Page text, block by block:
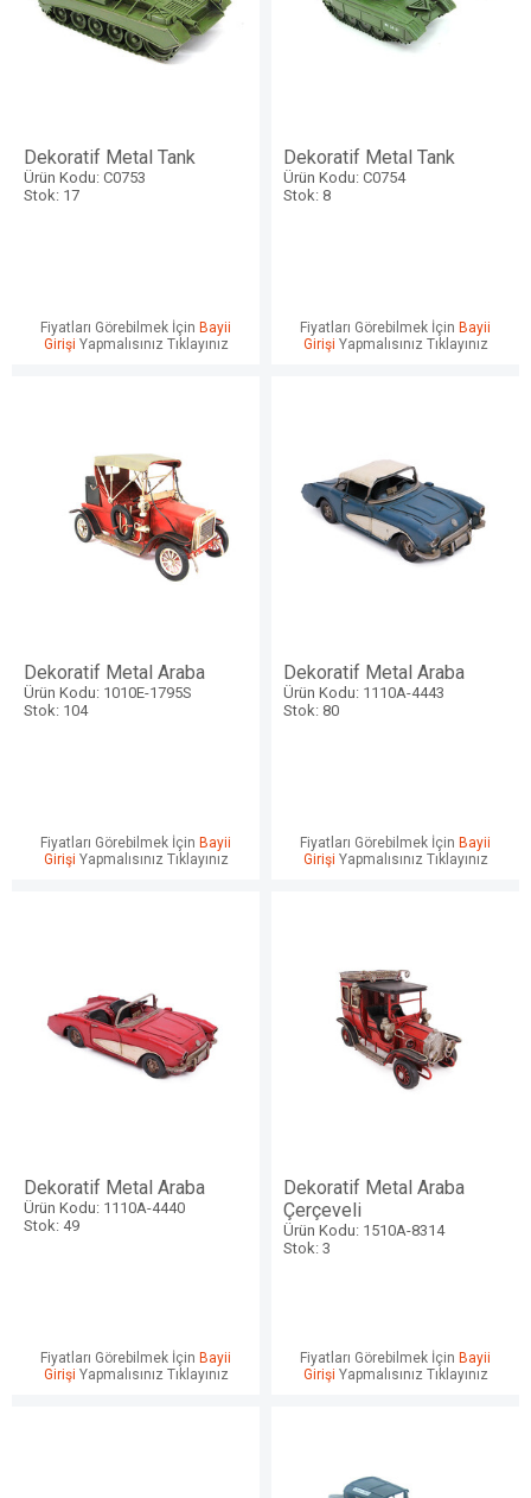
Dekoratif Metal Tank
Ürün Kodu: C0753
Stok: 17
Fiyatları Görebilmek İçin Bayii
Girişi Yapmalısınız Tıklayınız
Dekoratif Metal Tank
Ürün Kodu: C0754
Stok: 8
Fiyatları Görebilmek İçin Bayii
Girişi Yapmalısınız Tıklayınız
Dekoratif Metal Araba
Ürün Kodu: 1010E-1795S
Stok: 104
Fiyatları Görebilmek İçin Bayii
Girişi Yapmalısınız Tıklayınız
Dekoratif Metal Araba
Ürün Kodu: 1110A-4443
Stok: 80
Fiyatları Görebilmek İçin Bayii
Girişi Yapmalısınız Tıklayınız
Dekoratif Metal Araba
Ürün Kodu: 1110A-4440
Stok: 49
Fiyatları Görebilmek İçin Bayii
Girişi Yapmalısınız Tıklayınız
Dekoratif Metal Araba
Çerçeveli
Ürün Kodu: 1510A-8314
Stok: 3
Fiyatları Görebilmek İçin Bayii
Girişi Yapmalısınız Tıklayınız